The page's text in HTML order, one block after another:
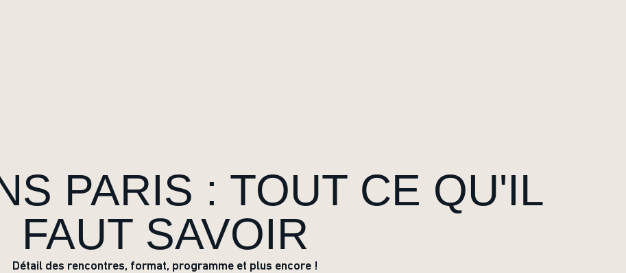
PARIS : TOUT CE QU'IL
FAUT SAVOIR
Détail des rencontres, format, programme et plus encore !